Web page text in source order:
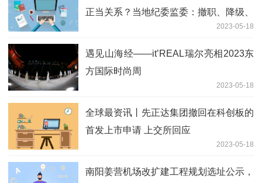
正当关系？当地纪委监委：撤职、降级、
2023-05-18
遇见山海经——it’REAL瑞尔亮相2023东
方国际时尚周
2023-05-18
全球最资讯丨先正达集团撤回在科创板的
首发上市申请 上交所回应
2023-05-18
南阳姜营机场改扩建工程规划选址公示，